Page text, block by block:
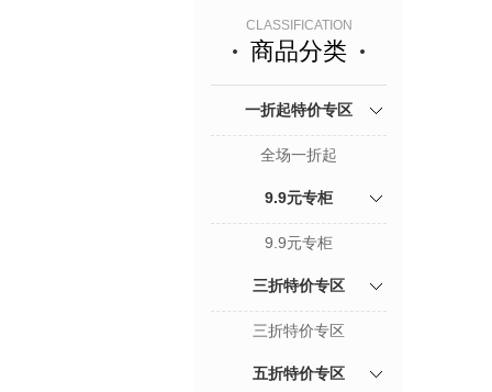
CLASSIFICATION
商品分类
一折起特价专区
全场一折起
9.9元专柜
9.9元专柜
三折特价专区
三折特价专区
五折特价专区